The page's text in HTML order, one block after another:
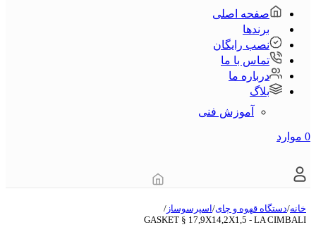
صفحه اصلی
برندها
نصب رایگان
تماس با ما
درباره ما
بلاگ
آموزش فنی
0 موارد
خانه/دستگاه قهوه و چای/اسپرسوساز /
GASKET § 17,9X14,2X1,5 - LA CIMBALI